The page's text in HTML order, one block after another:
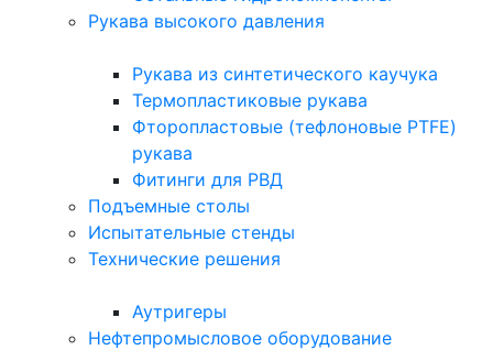
Рукава высокого давления
Рукава из синтетического каучука
Термопластиковые рукава
Фторопластовые (тефлоновые PTFE)
рукава
Фитинги для РВД
Подъемные столы
Испытательные стенды
Технические решения
Аутригеры
Нефтепромысловое оборудование